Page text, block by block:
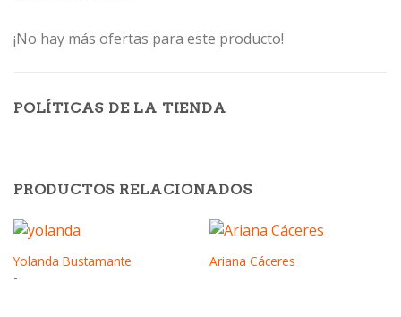
¡No hay más ofertas para este producto!
POLÍTICAS DE LA TIENDA
PRODUCTOS RELACIONADOS
Yolanda Bustamante
-Rango
Ariana Cáceres